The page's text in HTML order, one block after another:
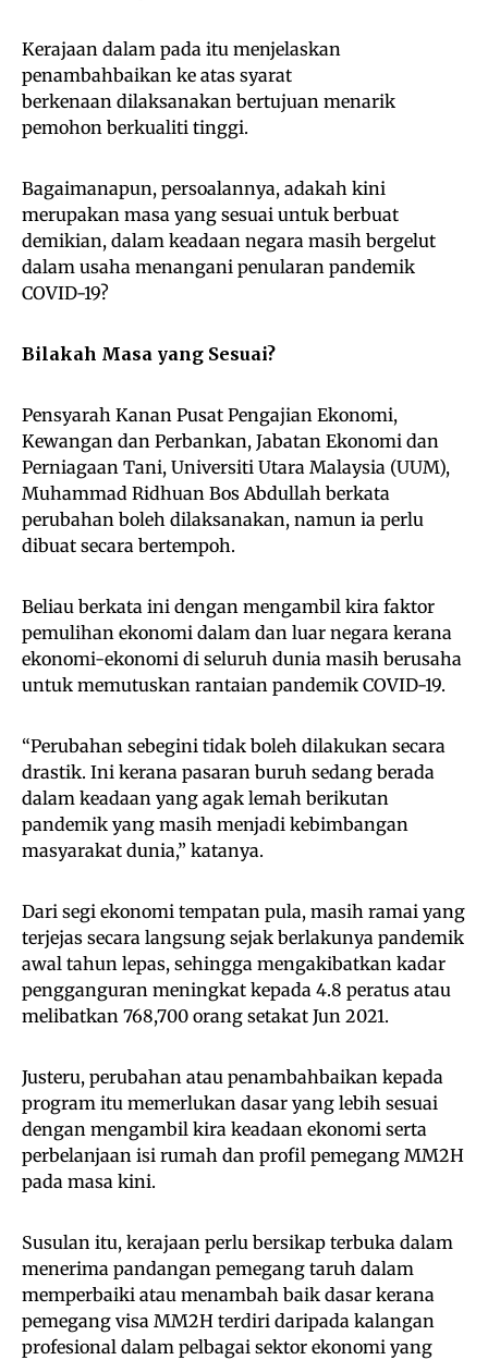
Kerajaan dalam pada itu menjelaskan
penambahbaikan ke atas syarat
berkenaan dilaksanakan bertujuan menarik
pemohon berkualiti tinggi.
Bagaimanapun, persoalannya, adakah kini
merupakan masa yang sesuai untuk berbuat
demikian, dalam keadaan negara masih bergelut
dalam usaha menangani penularan pandemik
COVID-19?
Bilakah Masa yang Sesuai?
Pensyarah Kanan Pusat Pengajian Ekonomi,
Kewangan dan Perbankan, Jabatan Ekonomi dan
Perniagaan Tani, Universiti Utara Malaysia (UUM),
Muhammad Ridhuan Bos Abdullah berkata
perubahan boleh dilaksanakan, namun ia perlu
dibuat secara bertempoh.
Beliau berkata ini dengan mengambil kira faktor
pemulihan ekonomi dalam dan luar negara kerana
ekonomi-ekonomi di seluruh dunia masih berusaha
untuk memutuskan rantaian pandemik COVID-19.
“Perubahan sebegini tidak boleh dilakukan secara
drastik. Ini kerana pasaran buruh sedang berada
dalam keadaan yang agak lemah berikutan
pandemik yang masih menjadi kebimbangan
masyarakat dunia,” katanya.
Dari segi ekonomi tempatan pula, masih ramai yang
terjejas secara langsung sejak berlakunya pandemik
awal tahun lepas, sehingga mengakibatkan kadar
pengganguran meningkat kepada 4.8 peratus atau
melibatkan 768,700 orang setakat Jun 2021.
Justeru, perubahan atau penambahbaikan kepada
program itu memerlukan dasar yang lebih sesuai
dengan mengambil kira keadaan ekonomi serta
perbelanjaan isi rumah dan profil pemegang MM2H
pada masa kini.
Susulan itu, kerajaan perlu bersikap terbuka dalam
menerima pandangan pemegang taruh dalam
memperbaiki atau menambah baik dasar kerana
pemegang visa MM2H terdiri daripada kalangan
profesional dalam pelbagai sektor ekonomi yang